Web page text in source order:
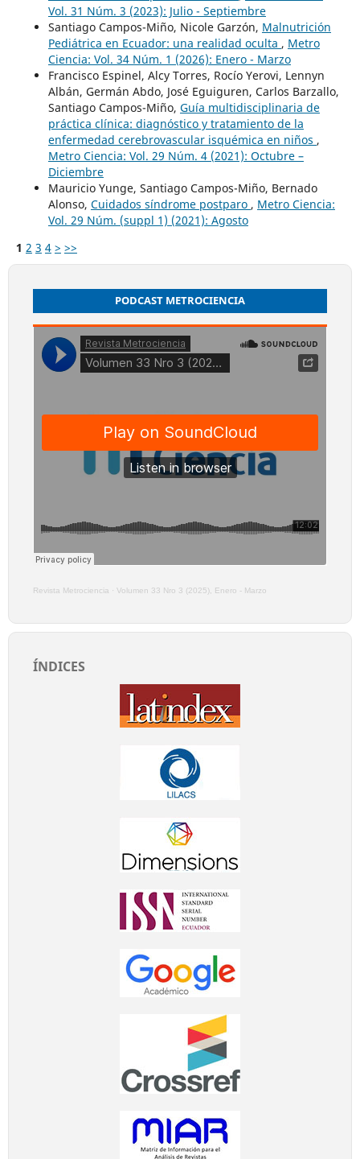
Vol. 31 Núm. 3 (2023): Julio - Septiembre
Santiago Campos-Miño, Nicole Garzón, Malnutrición
Pediátrica en Ecuador: una realidad oculta , Metro
Ciencia: Vol. 34 Núm. 1 (2026): Enero - Marzo
Francisco Espinel, Alcy Torres, Rocío Yerovi, Lennyn
Albán, Germán Abdo, José Eguiguren, Carlos Barzallo,
Santiago Campos-Miño, Guía multidisciplinaria de
práctica clínica: diagnóstico y tratamiento de la
enfermedad cerebrovascular isquémica en niños ,
Metro Ciencia: Vol. 29 Núm. 4 (2021): Octubre –
Diciembre
Mauricio Yunge, Santiago Campos-Miño, Bernado
Alonso, Cuidados síndrome postparo , Metro Ciencia:
Vol. 29 Núm. (suppl 1) (2021): Agosto
1 2 3 4 > >>
PODCAST METROCIENCIA
Revista Metrociencia · Volumen 33 Nro 3 (2025), Enero - Marzo
ÍNDICES